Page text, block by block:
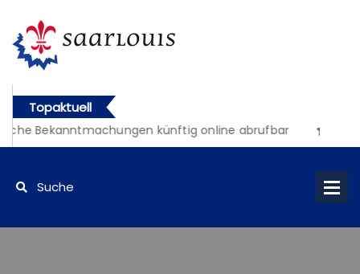
Topaktuell
Bekanntmachungen künftig online abrufbar